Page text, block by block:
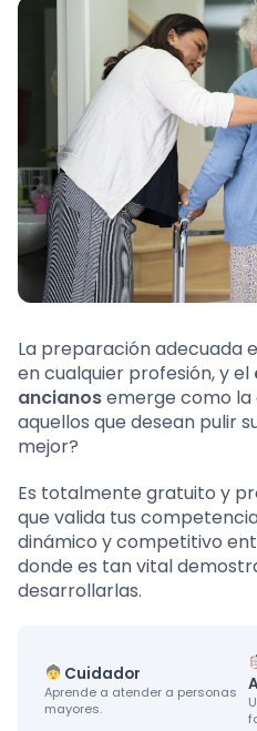
La preparación adecuada
en cualquier profesión, y el
ancianosemerge como
aquellos que desean pulir
mejor?
Es totalmente gratuito y
que valida tus
dinámico y competitivo
donde es tan vital
desarrollarlas.
Cuidador
Aprende a atender a personas
mayores.